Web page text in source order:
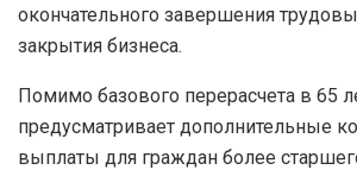
окончательного завершения
закрытия бизнеса.
Помимо базового перерасчета в 65
предусматривает дополнительные
выплаты для граждан более